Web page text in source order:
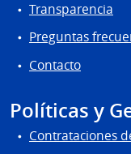
Transparencia
Preguntas
Contacto
Políticas y
Contrataciones